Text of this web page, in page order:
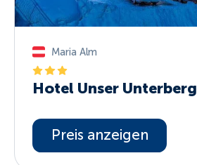
Maria Alm
Hotel Unser Unterberg
Preis anzeigen